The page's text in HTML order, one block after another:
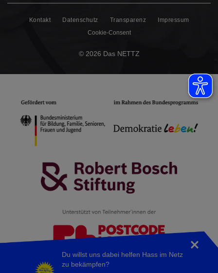
Kontakt Datenschutz Transparenz
Impressum
Cookie-Consent
© 2026 Das NETTZ
Für inhaltliche Aussagen und Meinungsäußerungen tragen die
Du willst uns dabei helfen Hass im Netz
zu bekämpfen?